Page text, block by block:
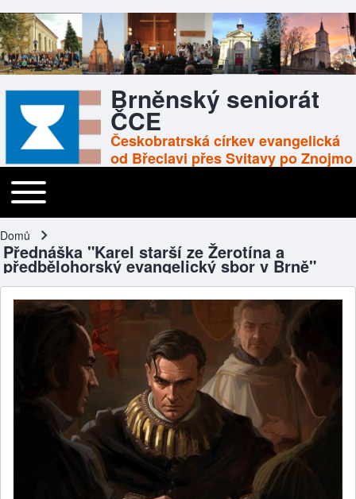
Brněnský seniorát
ČCE
Českobratrská církev evangelická
od Břeclavi přes Svitavy po Znojmo
Main navigation
Toggle main menu
Drobečková navigace
Domů
Přednáška "Karel starší ze Žerotína a
předbělohorský evangelický sbor v Brně"